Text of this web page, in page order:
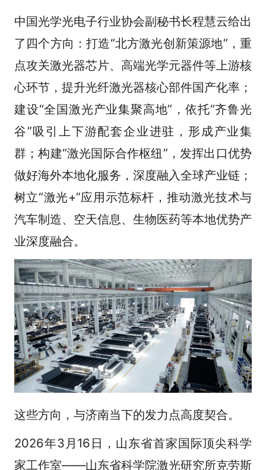
中国光学光电子行业协会副秘书长程慧云给出
了四个方向：打造“北方激光创新策源地”，重
点攻关激光器芯片、高端光学元器件等上游核
心环节，提升光纤激光器核心部件国产化率；
建设“全国激光产业集聚高地”，依托“齐鲁光
谷”吸引上下游配套企业进驻，形成产业集
群；构建“激光国际合作枢纽”，发挥出口优势
做好海外本地化服务，深度融入全球产业链；
树立“激光+”应用示范标杆，推动激光技术与
汽车制造、空天信息、生物医药等本地优势产
业深度融合。
这些方向，与济南当下的发力点高度契合。
2026年3月16日，山东省首家国际顶尖科学
家工作室——山东省科学院激光研究所克劳斯